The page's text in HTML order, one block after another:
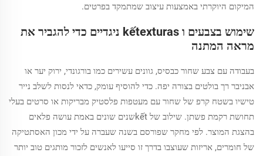
המיקום היוקרתי באמצעות עיצוב שמתמקד בפרטים.
שימוש בצבעים ו kếtexturas ניגדיים כדי להגביר את
מראה המתנה
בעבודה עם צבע שחור כבסיס, גוונים עשירים כמו בורגונדי, ירוק יער או
אבניבר רך בולטים בצורה יפה. כדי להוסיף עומק, כדאי לנסות לשלב נייר
טישיו בשטח קרפ של שחור עם מעטפות פלסטיק מבריקות או סרטים בעלי
תחושת רקמת פשתן. שילוב של kếtשנים שונים באמת עושה פלאים
בהצגת המוצר. לפי מחקר שפורסם בשנה שעברה על ידי מכון האסתטיקה
של חומרים, אריזות שעוצבו בדרך זו סייעו לאנשים לזכור מותגים טוב יותר